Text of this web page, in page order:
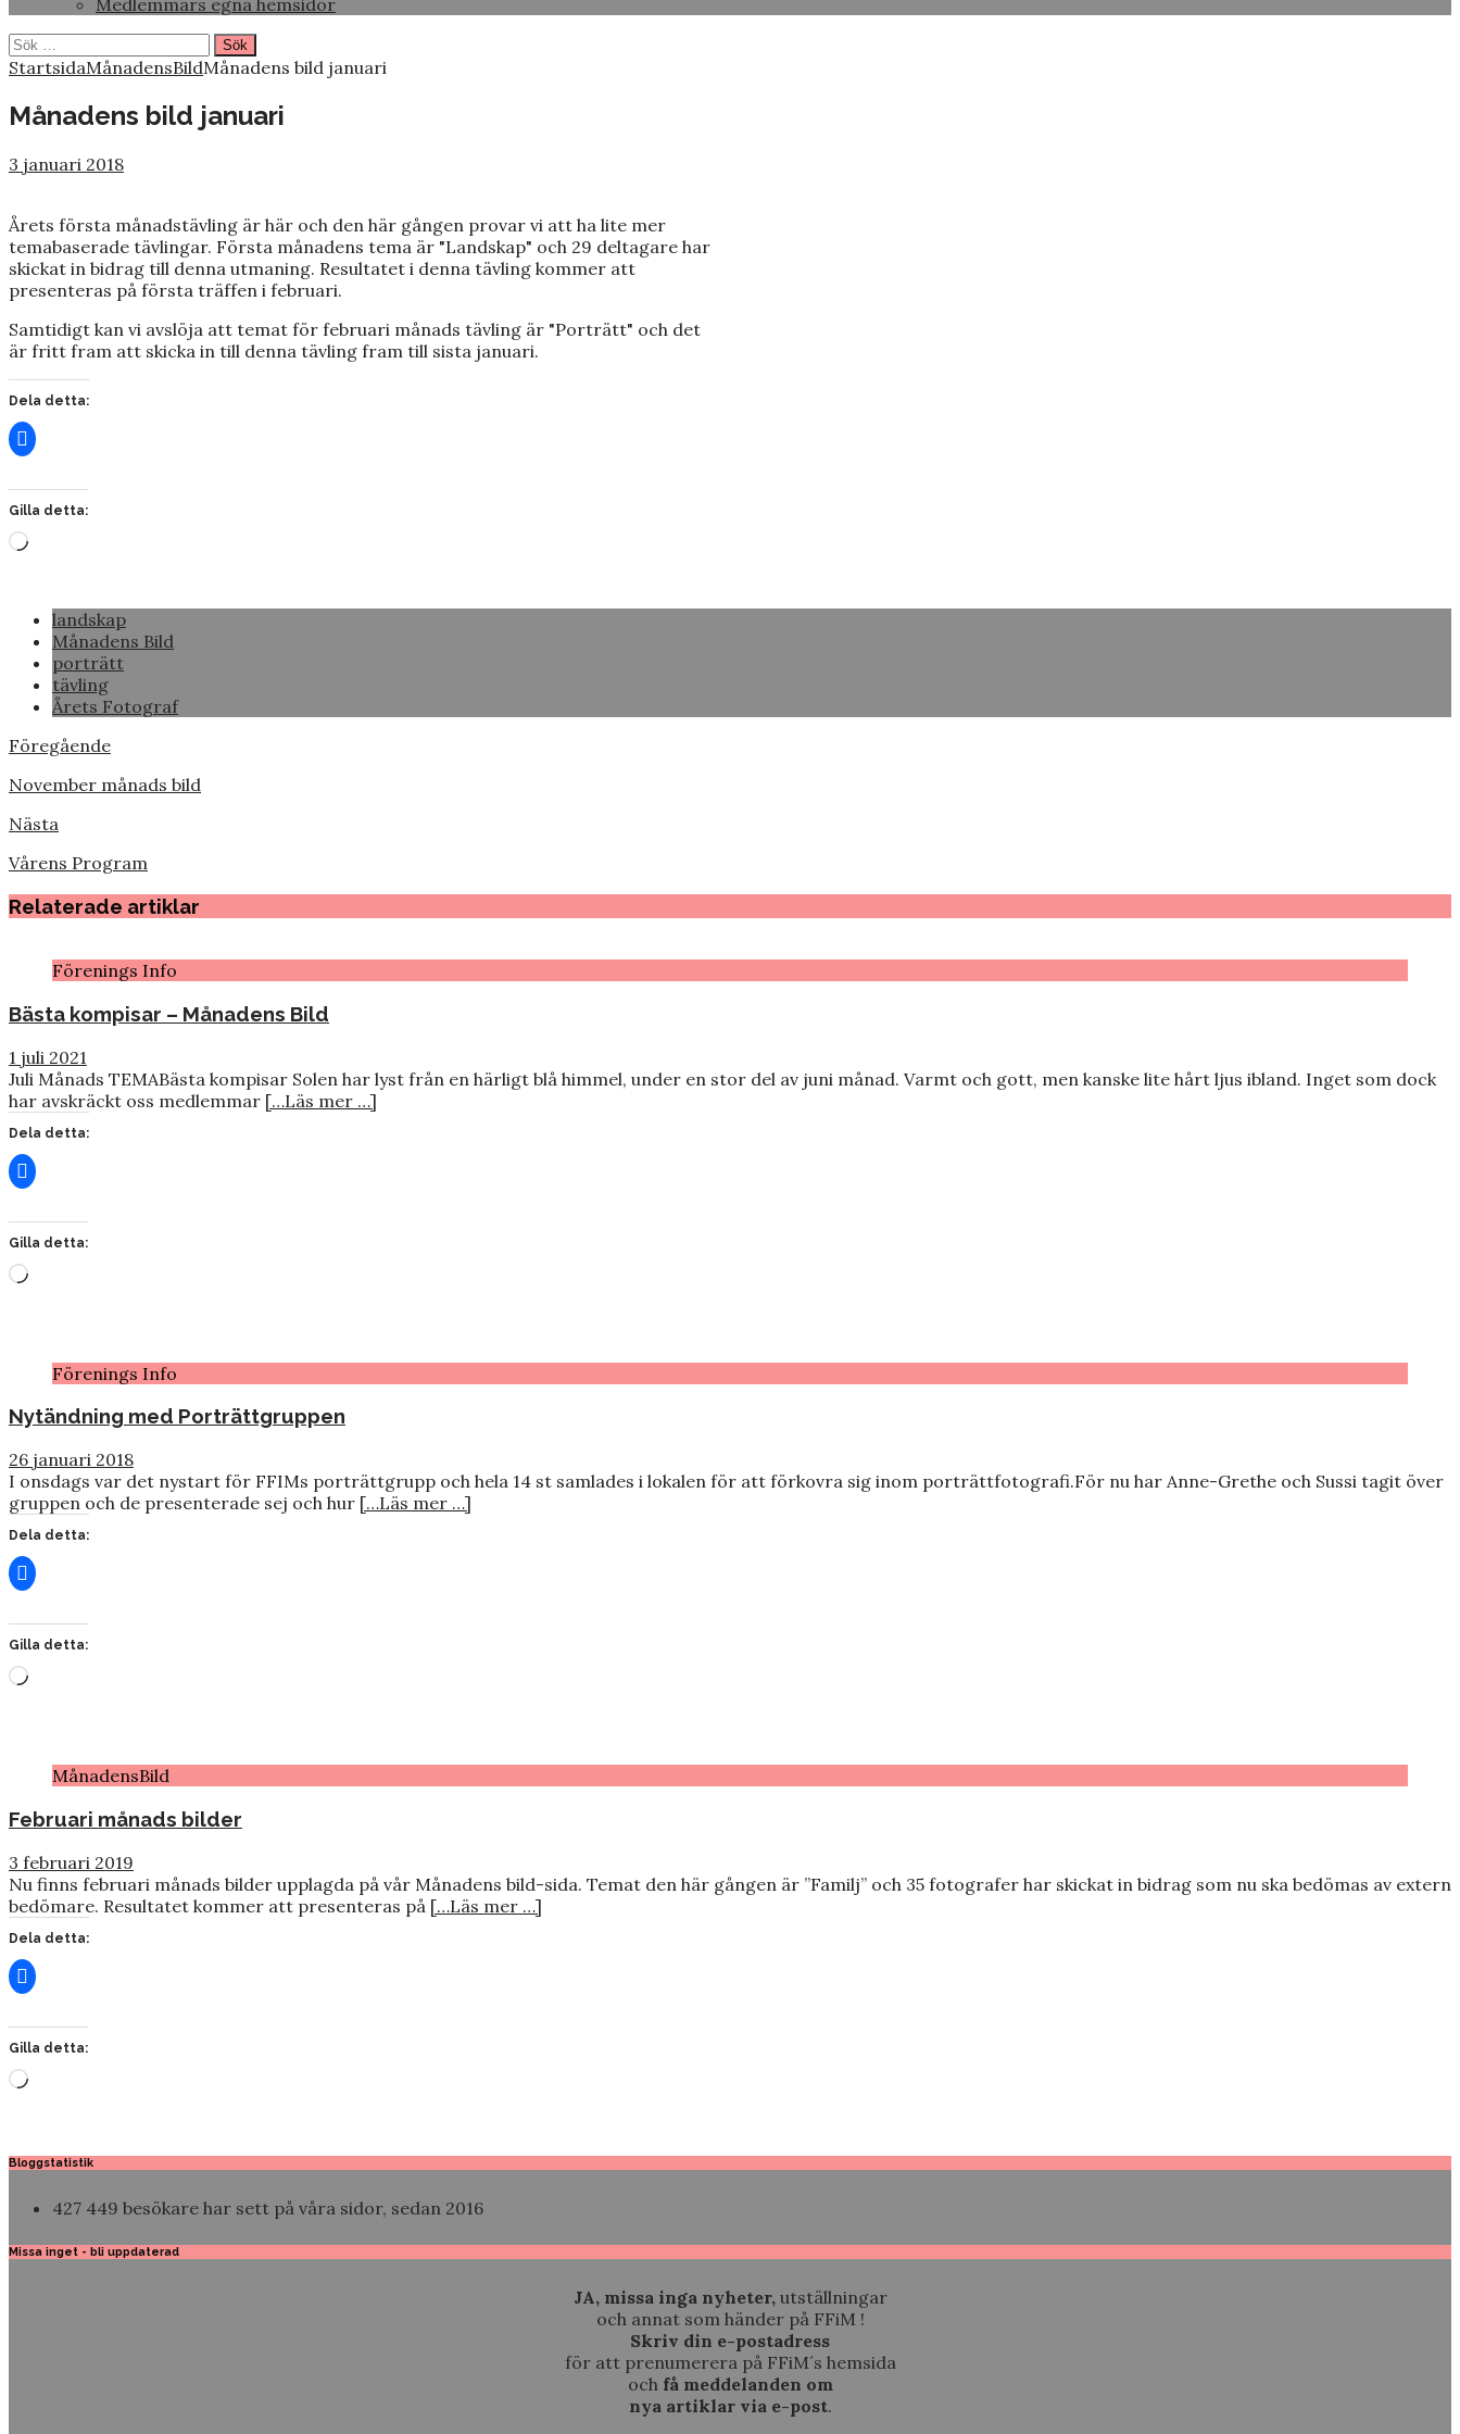
Medlemmars egna hemsidor
Sök
efter:
StartsidaMånadensBildMånadens bild januari
Månadens bild januari
3 januari 2018
Årets första månadstävling är här och den här gången provar vi att ha lite mer
temabaserade tävlingar. Första månadens tema är "Landskap" och 29 deltagare har
skickat in bidrag till denna utmaning. Resultatet i denna tävling kommer att
presenteras på första träffen i februari.
Samtidigt kan vi avslöja att temat för februari månads tävling är "Porträtt" och det
är fritt fram att skicka in till denna tävling fram till sista januari.
Dela detta:
Gilla detta:
Laddar
landskap
Månadens Bild
porträtt
tävling
Årets Fotograf
Föregående
November månads bild
Nästa
Vårens Program
Relaterade artiklar
Förenings Info
Bästa kompisar – Månadens Bild
1 juli 2021
Juli Månads TEMABästa kompisar Solen har lyst från en härligt blå himmel, under en stor del av juni månad. Varmt och gott, men kanske lite hårt ljus ibland. Inget som dock
har avskräckt oss medlemmar […Läs mer …]
Dela detta:
Gilla detta:
Laddar
Förenings Info
Nytändning med Porträttgruppen
26 januari 2018
I onsdags var det nystart för FFIMs porträttgrupp och hela 14 st samlades i lokalen för att förkovra sig inom porträttfotografi.För nu har Anne-Grethe och Sussi tagit över
gruppen och de presenterade sej och hur […Läs mer …]
Dela detta:
Gilla detta:
Laddar
MånadensBild
Februari månads bilder
3 februari 2019
Nu finns februari månads bilder upplagda på vår Månadens bild-sida. Temat den här gången är ”Familj” och 35 fotografer har skickat in bidrag som nu ska bedömas av extern
bedömare. Resultatet kommer att presenteras på […Läs mer …]
Dela detta:
Gilla detta:
Laddar
Bloggstatistik
427 449 besökare har sett på våra sidor, sedan 2016
Missa inget - bli uppdaterad
JA, missa inga nyheter,utställningar
och annat som händer på FFiM !
Skriv din e-postadress
för att prenumerera på FFiM´s hemsida
och få meddelanden om
nya artiklar via e-post.